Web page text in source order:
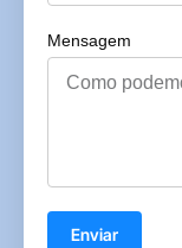
Mensagem
Enviar